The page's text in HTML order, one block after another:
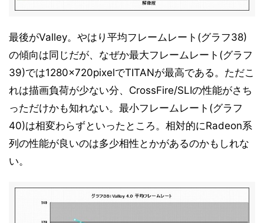
最後がValley。やはり平均フレームレート(グラフ38)
の傾向は同じだが、なぜか最大フレームレート(グラフ
39)では1280×720pixelでTITANが最高である。ただこ
れは描画負荷が少ない分、CrossFire/SLIの性能がさち
っただけかも知れない。最小フレームレート(グラフ
40)は相変わらずといったところ。相対的にRadeon系
列の性能が良いのは多少相性とかがあるのかもしれな
い。